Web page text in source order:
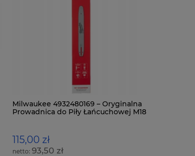
Milwaukee 4932480169 – Oryginalna
Prowadnica do Piły Łańcuchowej M18
115,00 zł
93,50 zł